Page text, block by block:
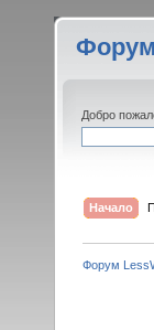
Добро
Начало
Форум